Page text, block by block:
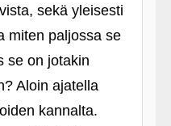
sekä yleisesti
miten paljossa se
se on jotakin
Aloin ajatella
kannalta.